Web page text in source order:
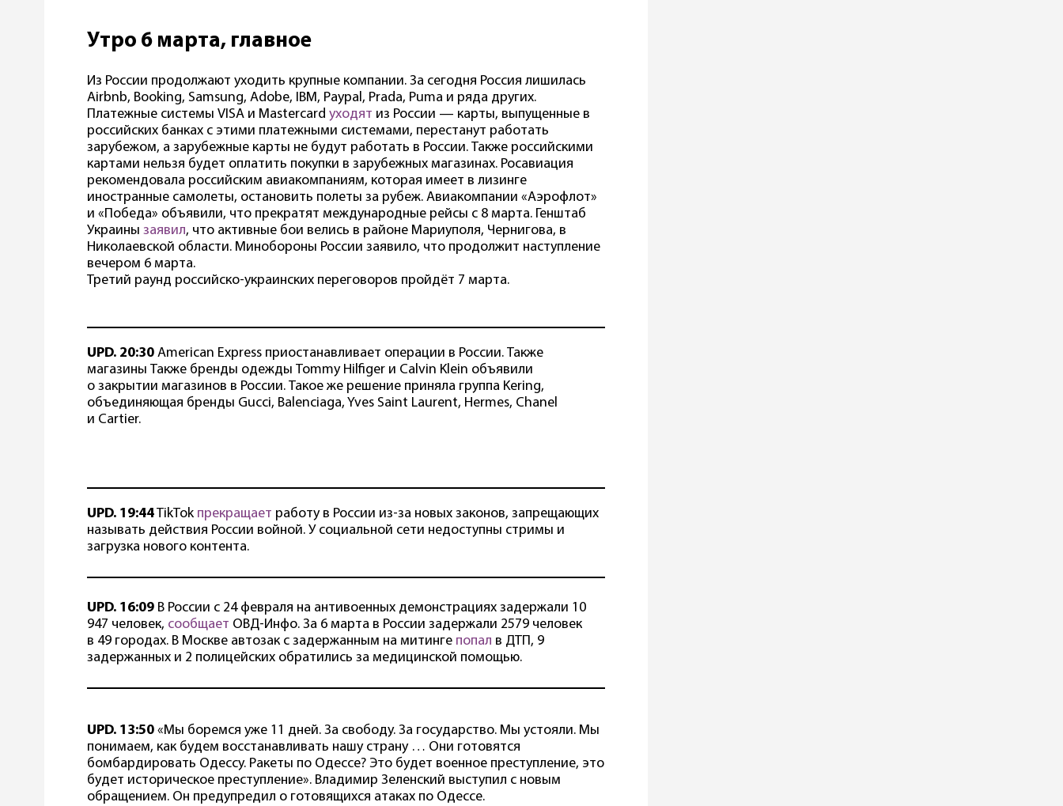
Утро 6 марта, главное
Из России продолжают уходить крупные компании. За сегодня Россия лишилась
Airbnb, Booking, Samsung, Adobe, IBM, Paypal, Prada, Puma и ряда других.
Платежные системы VISA и Mastercard уходят из России — карты, выпущенные в
российских банках с этими платежными системами, перестанут работать
зарубежом, а зарубежные карты не будут работать в России. Также российскими
картами нельзя будет оплатить покупки в зарубежных магазинах. Росавиация
рекомендовала российским авиакомпаниям, которая имеет в лизинге
иностранные самолеты, остановить полеты за рубеж. Авиакомпании «Аэрофлот»
и «Победа» объявили, что прекратят международные рейсы с 8 марта. Генштаб
Украины заявил, что активные бои велись в районе Мариуполя, Чернигова, в
Николаевской области. Минобороны России заявило, что продолжит наступление
вечером 6 марта.
Третий раунд российско-украинских переговоров пройдёт 7 марта.
UPD. 20:30 American Express приостанавливает операции в России. Также
магазины Также бренды одежды Tommy Hilfiger и Calvin Klein объявили
о закрытии магазинов в России. Такое же решение приняла группа Kering,
объединяющая бренды Gucci, Balenciaga, Yves Saint Laurent, Hermes, Chanel
и Cartier.
UPD. 19:44TikTok прекращает работу в России из-за новых законов, запрещающих
называть действия России войной. У социальной сети недоступны стримы и
загрузка нового контента.
UPD. 16:09 В России с 24 февраля на антивоенных демонстрациях задержали 10
947 человек, сообщает ОВД-Инфо. За 6 марта в России задержали 2579 человек
в 49 городах. В Москве автозак с задержанным на митинге попал в ДТП, 9
задержанных и 2 полицейских обратились за медицинской помощью.
UPD. 13:50 «Мы боремся уже 11 дней. За свободу. За государство. Мы устояли. Мы
понимаем, как будем восстанавливать нашу страну … Они готовятся
бомбардировать Одессу. Ракеты по Одессе? Это будет военное преступление, это
будет историческое преступление». Владимир Зеленский выступил с новым
обращением. Он предупредил о готовящихся атаках по Одессе.